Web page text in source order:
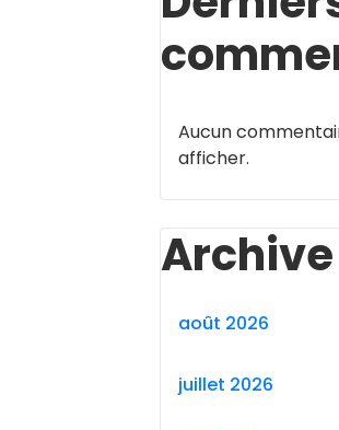
Aucun
afficher.
Archive
août 2026
juillet 2026